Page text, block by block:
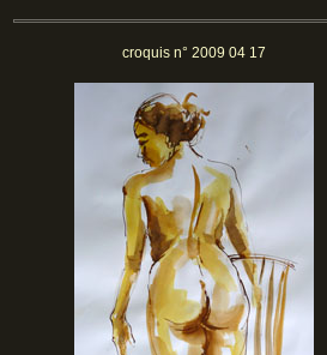
croquis n° 2009 04 17